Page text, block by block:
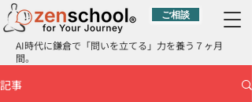
ご相談
AI時代に鎌倉で「問いを立てる」力を養う７ヶ月
間。
記事